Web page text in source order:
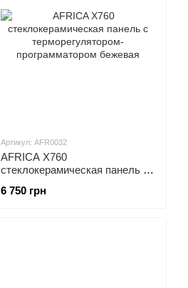
Артикул: AFR0032
AFRICA X760
стеклокерамическая панель с
программатором бежевая
6 750 грн